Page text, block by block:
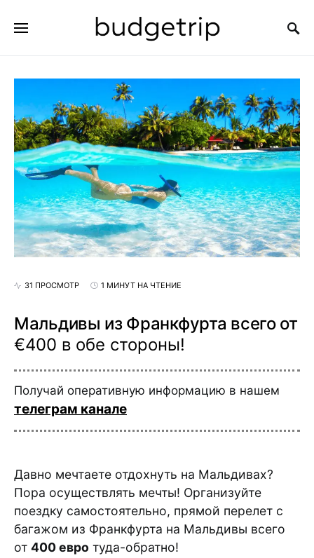
31 ПРОСМОТР 1 МИНУТ НА ЧТЕНИЕ
Мальдивы из Франкфурта всего от
€400 в обе стороны!
Получай оперативную информацию в нашем
телеграм канале
Давно мечтаете отдохнуть на Мальдивах?
Пора осуществлять мечты! Организуйте
поездку самостоятельно, прямой перелет с
багажом из Франкфурта на Мальдивы всего
от 400 евро туда-обратно!